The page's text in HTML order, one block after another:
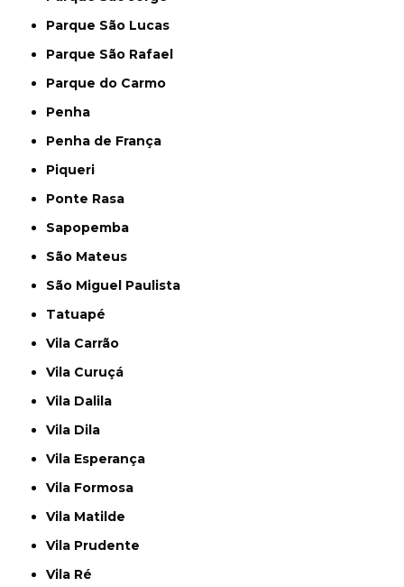
Parque São Lucas
Parque São Rafael
Parque do Carmo
Penha
Penha de França
Piqueri
Ponte Rasa
Sapopemba
São Mateus
São Miguel Paulista
Tatuapé
Vila Carrão
Vila Curuçá
Vila Dalila
Vila Dila
Vila Esperança
Vila Formosa
Vila Matilde
Vila Prudente
Vila Ré